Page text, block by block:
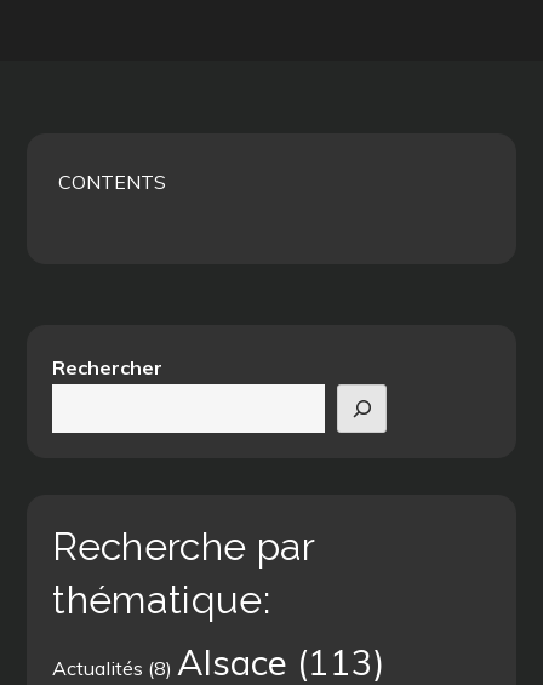
CONTENTS
Rechercher
Recherche par
thématique:
Actualités (8) Alsace (113)